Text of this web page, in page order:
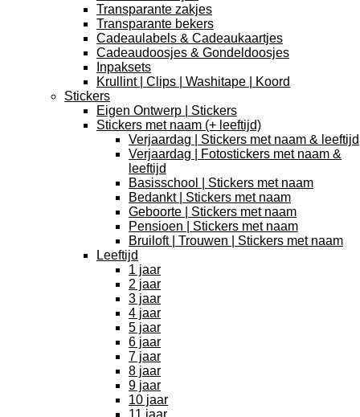
Transparante zakjes
Transparante bekers
Cadeaulabels & Cadeaukaartjes
Cadeaudoosjes & Gondeldoosjes
Inpaksets
Krullint | Clips | Washitape | Koord
Stickers
Eigen Ontwerp | Stickers
Stickers met naam (+ leeftijd)
Verjaardag | Stickers met naam & leeftijd
Verjaardag | Fotostickers met naam &
leeftijd
Basisschool | Stickers met naam
Bedankt | Stickers met naam
Geboorte | Stickers met naam
Pensioen | Stickers met naam
Bruiloft | Trouwen | Stickers met naam
Leeftijd
1 jaar
2 jaar
3 jaar
4 jaar
5 jaar
6 jaar
7 jaar
8 jaar
9 jaar
10 jaar